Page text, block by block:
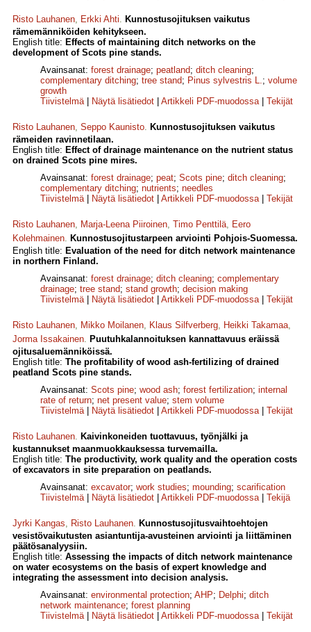
Risto Lauhanen, Erkki Ahti. Kunnostusojituksen vaikutus
rämemänniköiden kehitykseen.
English title: Effects of maintaining ditch networks on the
development of Scots pine stands.
Avainsanat: forest drainage; peatland; ditch cleaning;
complementary ditching; tree stand; Pinus sylvestris L.; volume
growth
Tiivistelmä| Näytä lisätiedot Artikkeli PDF-muodossa| Tekijät
Risto Lauhanen, Seppo Kaunisto. Kunnostusojituksen vaikutus
rämeiden ravinnetilaan.
English title: Effect of drainage maintenance on the nutrient status
on drained Scots pine mires.
Avainsanat: forest drainage; peat; Scots pine; ditch cleaning;
complementary ditching; nutrients; needles
Tiivistelmä| Näytä lisätiedot Artikkeli PDF-muodossa| Tekijät
Risto Lauhanen, Marja-Leena Piiroinen, Timo Penttilä, Eero
Kolehmainen. Kunnostusojitustarpeen arviointi Pohjois-Suomessa.
English title: Evaluation of the need for ditch network maintenance
in northern Finland.
Avainsanat: forest drainage; ditch cleaning; complementary
drainage; tree stand; stand growth; decision making
Tiivistelmä| Näytä lisätiedot Artikkeli PDF-muodossa| Tekijät
Risto Lauhanen, Mikko Moilanen, Klaus Silfverberg, Heikki Takamaa,
Jorma Issakainen. Puutuhkalannoituksen kannattavuus eräissä
ojitusaluemänniköissä.
English title: The profitability of wood ash-fertilizing of drained
peatland Scots pine stands.
Avainsanat: Scots pine; wood ash; forest fertilization; internal
rate of return; net present value; stem volume
Tiivistelmä| Näytä lisätiedot Artikkeli PDF-muodossa| Tekijät
Risto Lauhanen. Kaivinkoneiden tuottavuus, työnjälki ja
kustannukset maanmuokkauksessa turvemailla.
English title: The productivity, work quality and the operation costs
of excavators in site preparation on peatlands.
Avainsanat: excavator; work studies; mounding; scarification
Tiivistelmä| Näytä lisätiedot Artikkeli PDF-muodossa| Tekijä
Jyrki Kangas, Risto Lauhanen. Kunnostusojitusvaihtoehtojen
vesistövaikutusten asiantuntija-avusteinen arviointi ja liittäminen
päätösanalyysiin.
English title: Assessing the impacts of ditch network maintenance
on water ecosystems on the basis of expert knowledge and
integrating the assessment into decision analysis.
Avainsanat: environmental protection; AHP; Delphi; ditch
network maintenance; forest planning
Tiivistelmä| Näytä lisätiedot Artikkeli PDF-muodossa| Tekijät